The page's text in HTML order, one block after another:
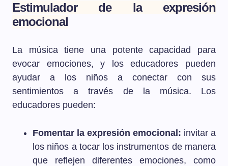
Estimulador de la expresión
emocional
La música tiene una potente capacidad para
evocar emociones, y los educadores pueden
ayudar a los niños a conectar con sus
sentimientos a través de la música. Los
educadores pueden:
Fomentar la expresión emocional: invitar a
los niños a tocar los instrumentos de manera
que reflejen diferentes emociones, como